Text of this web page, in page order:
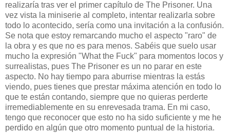
realizaría tras ver el primer capítulo de The Prisoner. Una
vez vista la miniserie al completo, intentar realizarla sobre
todo lo acontecido, sería como una invitación a la confusión.
Se nota que estoy remarcando mucho el aspecto "raro" de
la obra y es que no es para menos. Sabéis que suelo usar
mucho la expresión "What the Fuck" para momentos locos y
surrealistas, pues The Prisoner es un no parar en este
aspecto. No hay tiempo para aburrise mientras la estás
viendo, pues tienes que prestar máxima atención en todo lo
que te están contando, siempre que no quieras perderte
irremediablemente en su enrevesada trama. En mi caso,
tengo que reconocer que esto no ha sido suficiente y me he
perdido en algún que otro momento puntual de la historia.